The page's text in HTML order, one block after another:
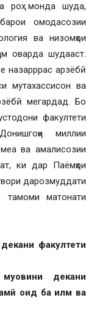
роҳ монда шуда,
омодасозии
ва низомҳои
оварда шудааст.
назарррас арзёбӣ
мутахассисон ва
мегардад. Бо
факултети
миллии
ва амалисозии
ки дар Паёмҳои
дарозмуддати
тамоми матонати
факултети
декани
оид ба илм ва